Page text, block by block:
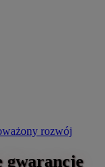
rozwój
gwarancje